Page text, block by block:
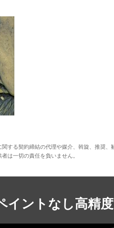
する契約締結の代理や媒介、斡旋、推奨
は一切の責任を負いません。
イントなし高精